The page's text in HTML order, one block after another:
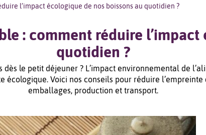
l’impact écologique de nos boissons au quotidien ?
: comment réduire l’impact
quotidien ?
le petit déjeuner ? L’impact environnemental de
Voici nos conseils pour réduire
emballages, production et transport.